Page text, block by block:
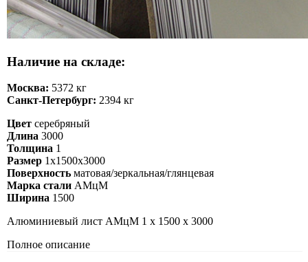
Наличие на складе:
Москва: 5372 кг
Санкт-Петербург: 2394 кг
Цвет серебряный
Длина 3000
Толщина 1
Размер 1х1500х3000
Поверхность матовая/зеркальная/глянцевая
Марка стали АМцМ
Ширина 1500
Алюминиевый лист АМцМ 1 х 1500 х 3000
Полное описание